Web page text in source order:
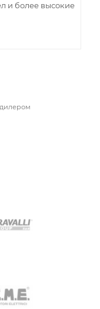
и более высокие